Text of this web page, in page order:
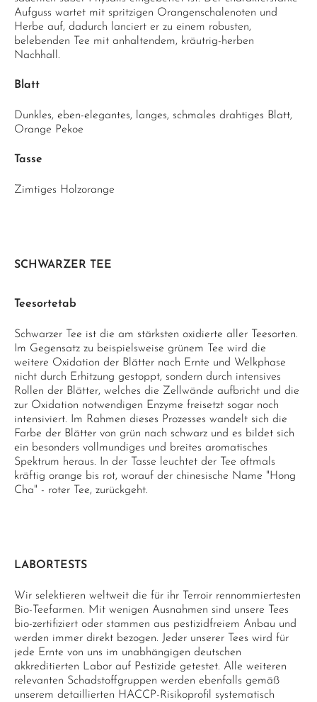
Aufguss wartet mit spritzigen Orangenschalenoten und
Herbe auf, dadurch lanciert er zu einem robusten,
belebenden Tee mit anhaltendem, kräutrig-herben
Nachhall.
Blatt
Dunkles, eben-elegantes, langes, schmales drahtiges Blatt,
Orange Pekoe
Tasse
Zimtiges Holzorange
SCHWARZER TEE
Teesortetab
Schwarzer Tee ist die am stärksten oxidierte aller Teesorten.
Im Gegensatz zu beispielsweise grünem Tee wird die
weitere Oxidation der Blätter nach Ernte und Welkphase
nicht durch Erhitzung gestoppt, sondern durch intensives
Rollen der Blätter, welches die Zellwände aufbricht und die
zur Oxidation notwendigen Enzyme freisetzt sogar noch
intensiviert. Im Rahmen dieses Prozesses wandelt sich die
Farbe der Blätter von grün nach schwarz und es bildet sich
ein besonders vollmundiges und breites aromatisches
Spektrum heraus. In der Tasse leuchtet der Tee oftmals
kräftig orange bis rot, worauf der chinesische Name "Hong
Cha" - roter Tee, zurückgeht.
LABORTESTS
Wir selektieren weltweit die für ihr Terroir rennommiertesten
Bio-Teefarmen. Mit wenigen Ausnahmen sind unsere Tees
bio-zertifiziert oder stammen aus pestizidfreiem Anbau und
werden immer direkt bezogen. Jeder unserer Tees wird für
jede Ernte von uns im unabhängigen deutschen
akkreditierten Labor auf Pestizide getestet. Alle weiteren
relevanten Schadstoffgruppen werden ebenfalls gemäß
unserem detaillierten HACCP-Risikoprofil systematisch